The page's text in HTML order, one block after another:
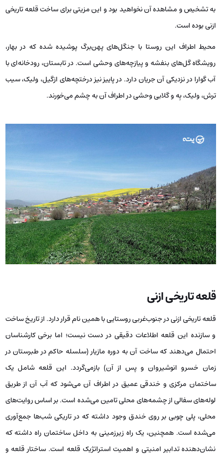
به تشخیص و مشاهده آن نخواهید بود و این مزیتی برای ساخت قلعه تاریخی
ازنی بوده است.
محیط اطراف این روستا با جنگل‌های پهن‌برگ پوشیده شده که در بهار،
رویشگاه گل‌های بنفشه و پیازچه‌های وحشی است. در تابستان، رودخانه‌ای با
آب گوارا در نزدیکی آن جریان دارد. در پاییز نیز درختچه‌های ازگیل، ولیک، سیب
ترش، ولیک، بِه و گلابی وحشی در اطراف آن به چشم می‌خورند.
قلعه تاریخی ازنی
قلعه تاریخی ازنی در جنوب‌غربی روستایی با همین نام قرار دارد. از تاریخ ساخت
و سازنده این قلعه اطلاعات دقیقی در دست نیست؛ اما برخی کارشناسان
احتمال می‌دهند که ساخت آن به دوره مازیار (سلسله حاکم در طبرستان در
زمان خسرو انوشیروان و پس از آن) بازمی‌گردد. این قلعه شامل یک
ساختمان مرکزی و خندقی عمیق در اطراف آن می‌شود که آب آن از طریق
لوله‌های سفالی از چشمه‌های محلی تامین می‌شده است. بر اساس روایت‌های
محلی، پلی چوبی بر روی خندق وجود داشته که در تاریکی شب‌ها جمع‌آوری
می‌شده است. همچنین، یک راه زیرزمینی به داخل ساختمان راه داشته که
نشان‌دهنده تدابیر امنیتی و اهمیت استراتژیک قلعه است. ساختار قلعه و